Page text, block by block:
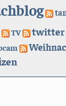
TV twitter